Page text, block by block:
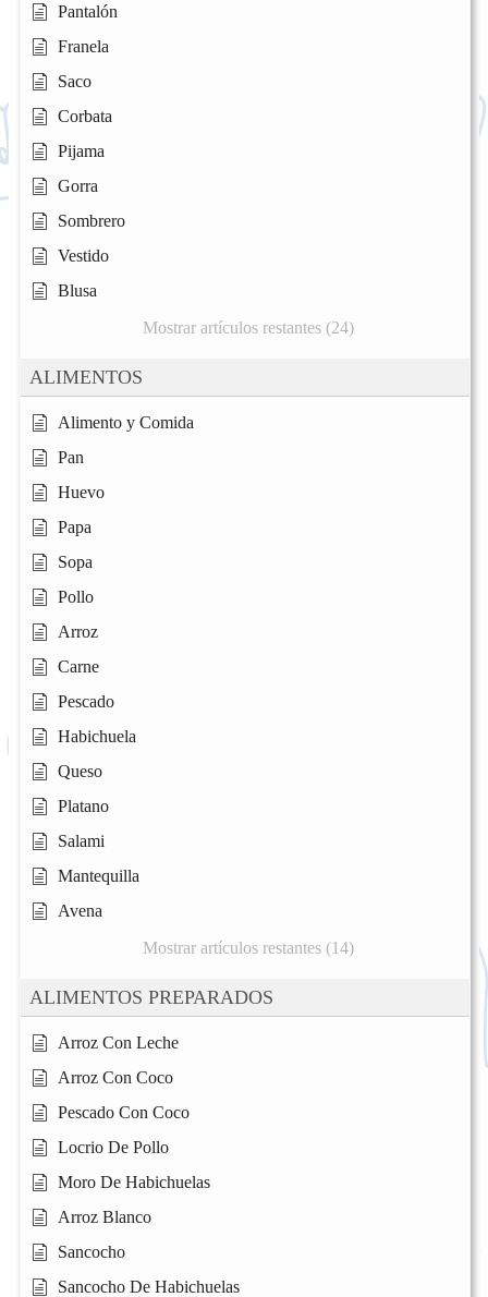
Pantalón
Franela
Saco
Corbata
Pijama
Gorra
Sombrero
Vestido
Blusa
Mostrar artículos restantes (24)
ALIMENTOS
Alimento y Comida
Pan
Huevo
Papa
Sopa
Pollo
Arroz
Carne
Pescado
Habichuela
Queso
Platano
Salami
Mantequilla
Avena
Mostrar artículos restantes (14)
ALIMENTOS PREPARADOS
Arroz Con Leche
Arroz Con Coco
Pescado Con Coco
Locrio De Pollo
Moro De Habichuelas
Arroz Blanco
Sancocho
Sancocho De Habichuelas